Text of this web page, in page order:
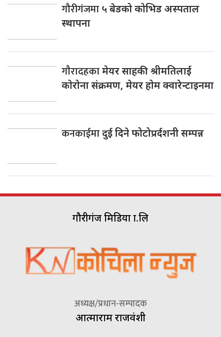
गौरीगंजमा ५ बेडको कोभिड अस्पताल
स्थापना
गाैरादहकामेयर साहकी श्रीमतिलाई
काेराेना संक्रमण, मेयर हाेम क्वारेन्टाइनमा
कनकाईमादुई दिने फोटोप्रर्दशनी सम्पन्न
गौरीगंज मिडिया प्रा.लि
अध्यक्ष/प्रधान-सम्पादक
आत्माराम राजवंशी